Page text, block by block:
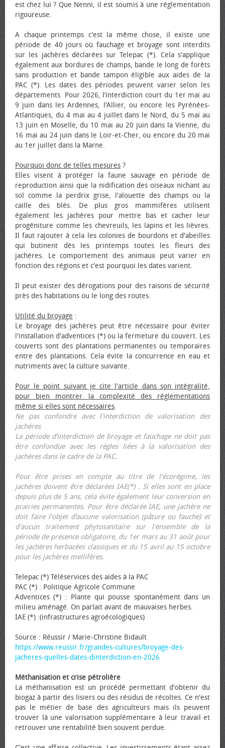
est chez lui ? Que Nenni, il est soumis à une réglementation
rigoureuse.
A chaque printemps c'est la même chose, il existe une
période de 40 jours où fauchage et broyage sont interdits
sur les jachères déclarées sur Telepac (*). Cela s'applique
également aux bordures de champs, bande le long de forêts
sans production et bande tampon éligible aux aides de la
PAC (*). Les dates des périodes peuvent varier selon les
départements. Pour 2026, l’interdiction court du 1er mai au
9 juin dans les Ardennes, l'Allier, ou encore les Pyrénées-
Atlantiques, du 4 mai au 4 juillet dans le Nord, du 5 mai au
13 juin en Moselle, du 10 mai au 20 juin dans la Vienne, du
16 mai au 24 juin dans le Loir-et-Cher, ou encore du 20 mai
au 1er juillet dans la Marne.
Pourquoi donc de telles mesures ?
Elles visent à protéger la faune sauvage en période de
reproduction ainsi que la nidification des oiseaux nichant au
sol comme la perdrix grise, l'alouette des champs ou la
caille des blés. De plus gros mammifères utilisent
également les jachères pour mettre bas et cacher leur
progéniture comme les chevreuils, les lapins et les lièvres.
Il faut rajouter à cela les colonies de bourdons et d'abeilles
qui butinent dès les printemps toutes les fleurs des
jachères. Le comportement des animaux peut varier en
fonction des régions et c'est pourquoi les dates varient.
Il peut exister des dérogations pour des raisons de sécurité
près des habitations ou le long des routes.
Utilité du broyage :
Le broyage des jachères peut être nécessaire pour éviter
l'installation d'adventices (*) ou la fermeture du couvert. Les
couverts sont des plantations permanentes ou temporaires
entre des plantations. Cela évite la concurrence en eau et
nutriments avec la culture suivante.
Pour le point suivant je cite l'article dans son intégralité,
pour bien montrer la complexité des réglementations
même si elles sont nécessaires.
Ne pas confondre avec l'interdiction de valorisation des
jachères
La période d’interdiction de broyage et fauchage ne doit pas
être confondue avec les règles liées à la valorisation des
jachères dans le cadre de la PAC.
Pour être prises en compte au titre de l'écorégime, les
jachères doivent être déclarées IAE(*) . Si elles sont en place
depuis plus de 5 ans, cela évite également leur conversion en
prairies permanentes. Pour être déclarée IAE, une jachère ne
doit faire l'objet d’aucune valorisation (pâture ou fauche) et
d'aucun traitement phytosanitaire sur l'ensemble de la
période de présence obligatoire, du 1er mars au 31 août pour
les jachères herbacées classiques et du 15 avril au 15 octobre
pour les jachères mellifères.
Telepac (*) Téléservices des aides à la PAC
PAC (*) : Politique Agricole Commune
Adventices (*) : Plante qui pousse spontanément dans un
milieu aménagé. On parlait avant de mauvaises herbes.
IAE (*) :(infrastructures agroécologiques)
Source : Réussir / Marie-Christine Bidault
https://www.reussir.fr/grandes-cultures/broyage-des-
jacheres-quelles-dates-dinterdiction-en-2026
Méthanisation et crise pétrolière
La méthanisation est un procédé permettant d'obtenir du
biogaz à partir des lisiers ou des résidus de récoltes. Ce n'est
pas le métier de base des agriculteurs mais ils peuvent
trouver là une valorisation supplémentaire à leur travail et
retrouver une rentabilité bien souvent perdue.